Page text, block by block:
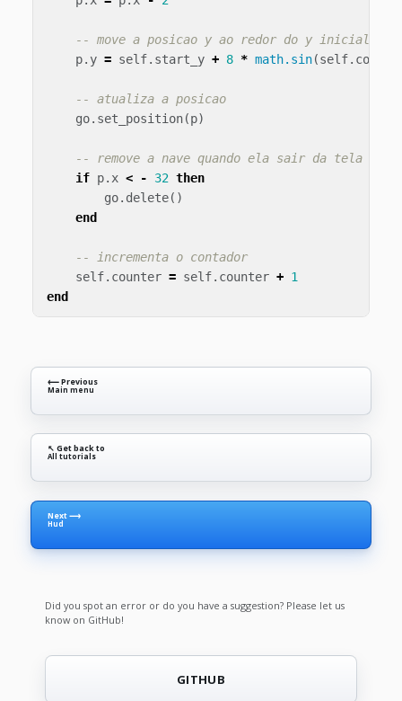
-- move a posicao y ao redor do y inicial
p. y = self. start_y + 8 * math.sin(self.
-- atualiza a posicao
go. set_position(p)
-- remove a nave quando ela sair da tela
if p.x < - 32 then
go. delete()
end
-- incrementa o contador
self. counter = self. counter + 1
end
⟵ Previous
Main menu
↖ Get back to
All tutorials
Next ⟶
Hud
Did you spot an error or do you have a suggestion? Please let us
know on GitHub!
GITHUB